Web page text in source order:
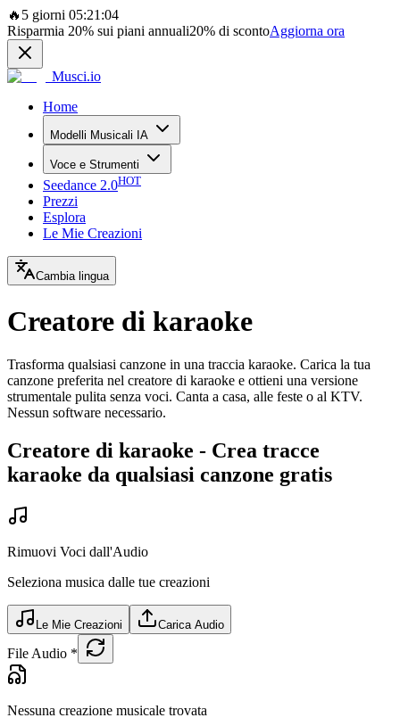
🔥 5 giorni 05:21:04
Risparmia 20% sui piani annuali20% di scontoAggiorna ora
Musci.io
Home
Modelli Musicali IA
Voce e Strumenti
Seedance 2.0HOT
Prezzi
Esplora
Le Mie Creazioni
Cambia lingua
Creatore di karaoke
Trasforma qualsiasi canzone in una traccia karaoke. Carica la tua
canzone preferita nel creatore di karaoke e ottieni una versione
strumentale pulita senza voci. Canta a casa, alle feste o al KTV.
Nessun software necessario.
Creatore di karaoke - Crea tracce
karaoke da qualsiasi canzone gratis
Rimuovi Voci dall'Audio
Seleziona musica dalle tue creazioni
Le Mie Creazioni Carica Audio
File Audio *
Nessuna creazione musicale trovata